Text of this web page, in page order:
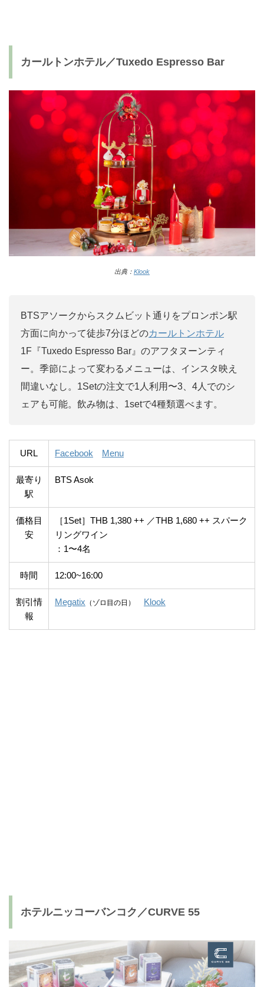
カールトンホテル／Tuxedo Espresso Bar
出典： Klook
BTSアソークからスクムビット通りをプロンポン駅
方面に向かって徒歩7分ほどのカールトンホテル
1F『Tuxedo Espresso Bar』のアフタヌーンティ
ー。季節によって変わるメニューは、インスタ映え
間違いなし。1Setの注文で1人利用〜3、4人でのシ
ェアも可能。飲み物は、1setで4種類選べます。
URL Facebook Menu
最寄り
駅
BTS Asok
価格目
安
［1Set］THB 1,380 ++ ／THB 1,680 ++ スパーク
リングワイン
：1〜4名
時間 12:00~16:00
割引情
報
Megatix （ゾロ目の日） Klook
ホテルニッコーバンコク／CURVE 55